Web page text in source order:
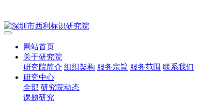
网站首页
关于研究院
研究院简介 组织架构 服务宗旨 服务范围 联系我们
研究中心
全部 研究院动态
课题研究